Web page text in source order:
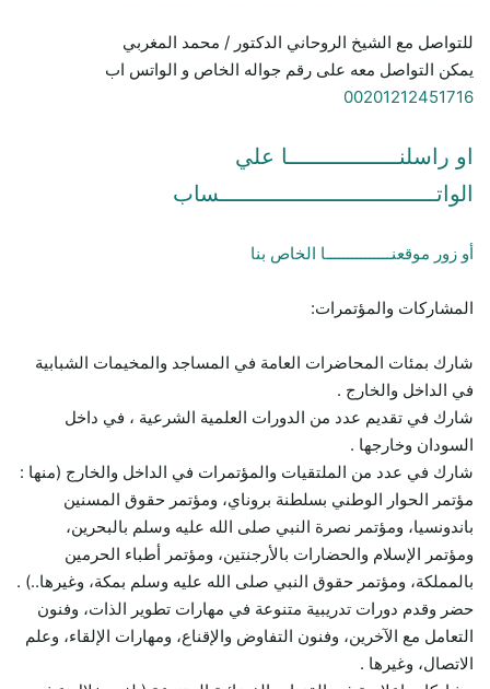
للتواصل مع الشيخ الروحاني الدكتور / محمد المغربي
يمكن التواصل معه على رقم جواله الخاص و الواتس اب
00201212451716
او راسلنـــــــــــــــــا علي
الواتـــــــــــــــــــــــــــــــــساب
أو زور موقعنـــــــــــــــا الخاص بنا
المشاركات والمؤتمرات:
شارك بمئات المحاضرات العامة في المساجد والمخيمات الشبابية
في الداخل والخارج .
شارك في تقديم عدد من الدورات العلمية الشرعية ، في داخل
السودان وخارجها .
شارك في عدد من الملتقيات والمؤتمرات في الداخل والخارج (منها :
مؤتمر الحوار الوطني بسلطنة بروناي، ومؤتمر حقوق المسنين
باندونسيا، ومؤتمر نصرة النبي صلى الله عليه وسلم بالبحرين،
ومؤتمر الإسلام والحضارات بالأرجنتين، ومؤتمر أطباء الحرمين
بالمملكة، ومؤتمر حقوق النبي صلى الله عليه وسلم بمكة، وغيرها..) .
حضر وقدم دورات تدريبية متنوعة في مهارات تطوير الذات، وفنون
التعامل مع الآخرين، وفنون التفاوض والإقناع، ومهارات الإلقاء، وعلم
الاتصال، وغيرها .